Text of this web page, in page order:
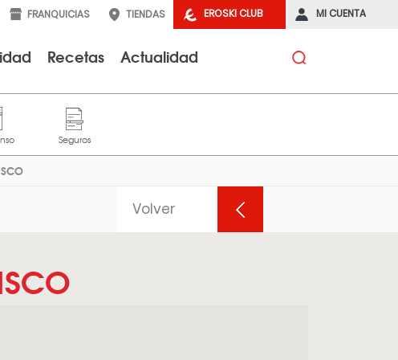
EROSKI CLUB MI CUENTA
FRANQUICIAS TIENDAS
Recetas Actualidad
Volver